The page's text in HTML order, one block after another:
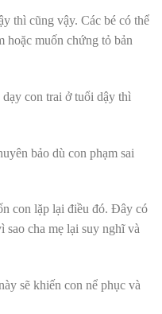
thì cũng vậy. Các bé có thể
hoặc muốn chứng tỏ bản
con trai ở tuổi dậy thì
bảo dù con phạm sai
con lặp lại điều đó. Đây có
sao cha mẹ lại suy nghĩ và
sẽ khiến con nể phục và